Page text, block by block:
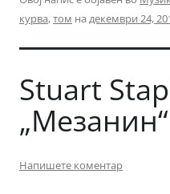
курва,том на декември 24,
Stuart
„Мезанин“
Напишете коментар